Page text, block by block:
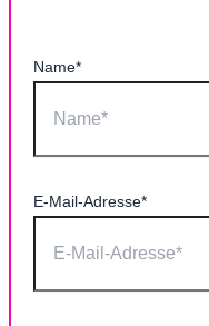
Name*
E-Mail-Adresse*